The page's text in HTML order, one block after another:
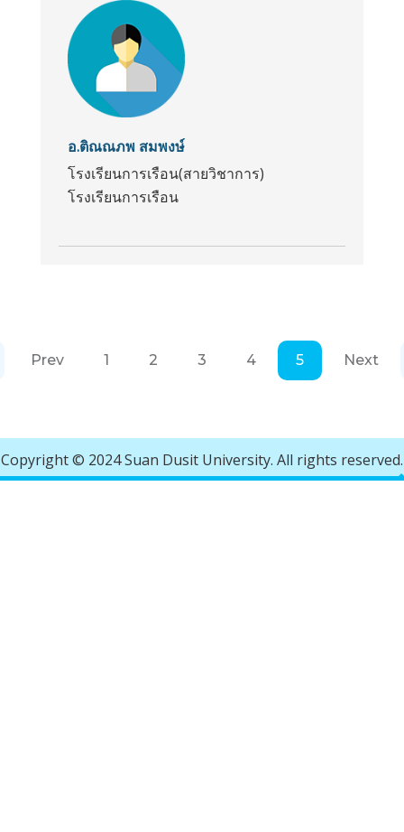
อ.ติณณภพ สมพงษ์
โรงเรียนการเรือน(สายวิชาการ)
โรงเรียนการเรือน
Prev 1 2 3 4 5 Next
Copyright © 2024 Suan Dusit University. All rights reserved.